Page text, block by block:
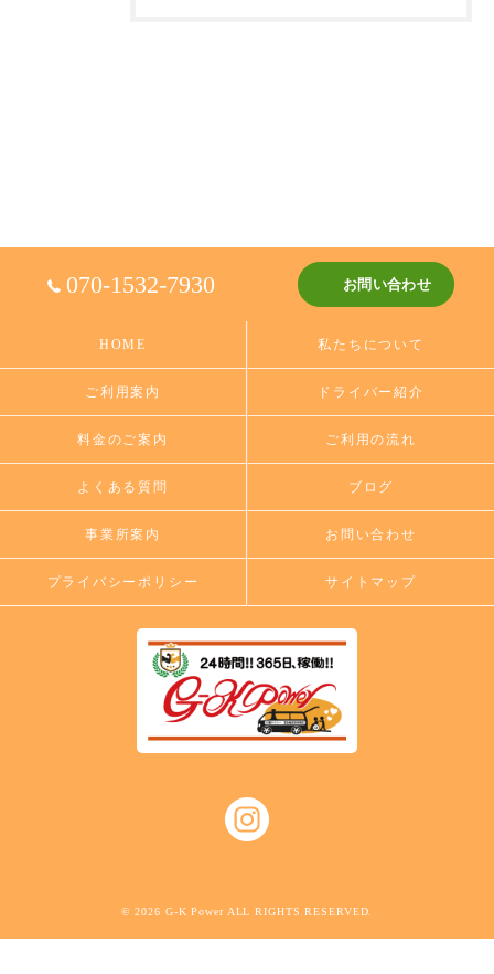
070-1532-7930 お問い合わせ
HOME 私たちについて
ご利用案内 ドライバー紹介
料金のご案内 ご利用の流れ
よくある質問 ブログ
事業所案内 お問い合わせ
プライバシーポリシー サイトマップ
© 2026 G-K Power ALL RIGHTS RESERVED.